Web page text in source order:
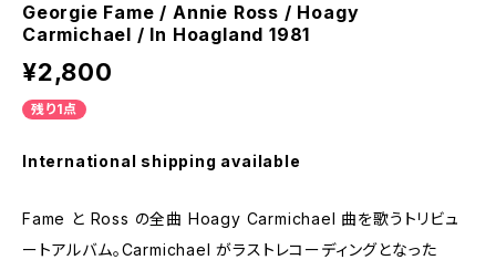
Georgie Fame / Annie Ross / Hoagy
Carmichael / In Hoagland 1981
¥2,800
残り1点
International shipping available
Fame と Ross の全曲 Hoagy Carmichael 曲を歌うトリビュ
ートアルバム。Carmichael がラストレコーディングとなった